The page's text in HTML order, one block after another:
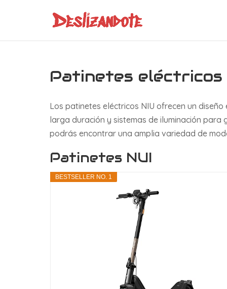
Patinetes eléctricos
Los patinetes eléctricos NIU ofrecen un
larga duración y sistemas de iluminación
podrás encontrar una amplia variedad de
Patinetes NUI
BESTSELLER NO. 1